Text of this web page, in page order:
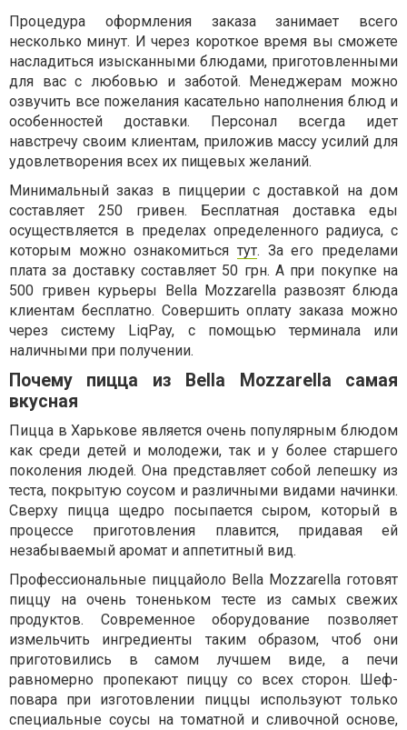
Процедура оформления заказа занимает всего
несколько минут. И через короткое время вы сможете
насладиться изысканными блюдами, приготовленными
для вас с любовью и заботой. Менеджерам можно
озвучить все пожелания касательно наполнения блюд и
особенностей доставки. Персонал всегда идет
навстречу своим клиентам, приложив массу усилий для
удовлетворения всех их пищевых желаний.
Минимальный заказ в пиццерии с доставкой на дом
составляет 250 гривен. Бесплатная доставка еды
осуществляется в пределах определенного радиуса, с
которым можно ознакомиться тут. За его пределами
плата за доставку составляет 50 грн. А при покупке на
500 гривен курьеры Bella Mozzarella развозят блюда
клиентам бесплатно. Совершить оплату заказа можно
через систему LiqPay, с помощью терминала или
наличными при получении.
Почему пицца из Bella Mozzarella самая
вкусная
Пицца в Харькове является очень популярным блюдом
как среди детей и молодежи, так и у более старшего
поколения людей. Она представляет собой лепешку из
теста, покрытую соусом и различными видами начинки.
Сверху пицца щедро посыпается сыром, который в
процессе приготовления плавится, придавая ей
незабываемый аромат и аппетитный вид.
Профессиональные пиццайоло Bella Mozzarella готовят
пиццу на очень тоненьком тесте из самых свежих
продуктов. Современное оборудование позволяет
измельчить ингредиенты таким образом, чтоб они
приготовились в самом лучшем виде, а печи
равномерно пропекают пиццу со всех сторон. Шеф-
повара при изготовлении пиццы используют только
специальные соусы на томатной и сливочной основе,